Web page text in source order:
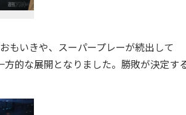
もいきや、スーパープレーが続出して
的な展開となりました。勝敗が決定す